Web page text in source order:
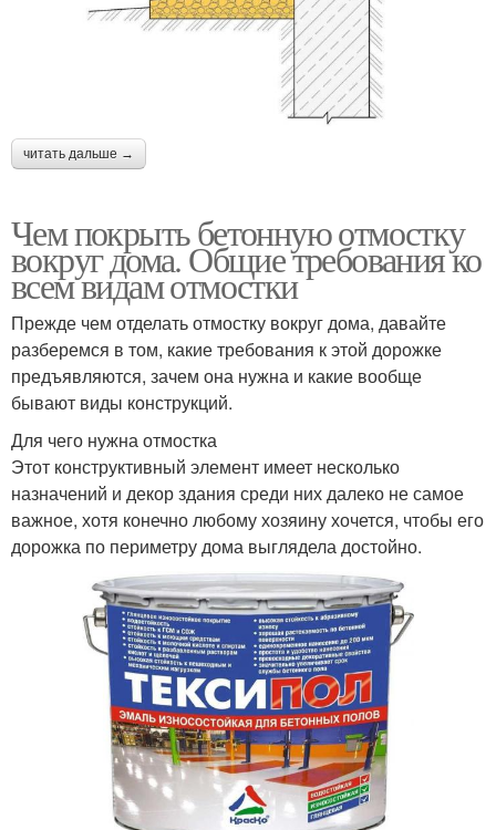
читать дальше →
Чем покрыть бетонную отмостку
вокруг дома. Общие требования ко
всем видам отмостки
Прежде чем отделать отмостку вокруг дома, давайте
разберемся в том, какие требования к этой дорожке
предъявляются, зачем она нужна и какие вообще
бывают виды конструкций.
Для чего нужна отмостка
Этот конструктивный элемент имеет несколько
назначений и декор здания среди них далеко не самое
важное, хотя конечно любому хозяину хочется, чтобы его
дорожка по периметру дома выглядела достойно.